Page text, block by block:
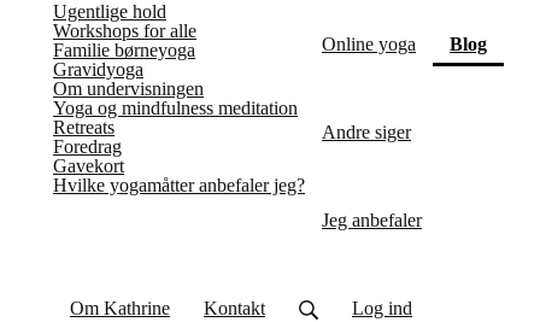
Ugentlige hold
Workshops for alle
Familie børneyoga
Gravidyoga
Om undervisningen
Yoga og mindfulness meditation
Retreats
Foredrag
Gavekort
Hvilke yogamåtter anbefaler jeg?
Online yoga Blog
Andre siger
Jeg anbefaler
Om Kathrine Kontakt Log ind